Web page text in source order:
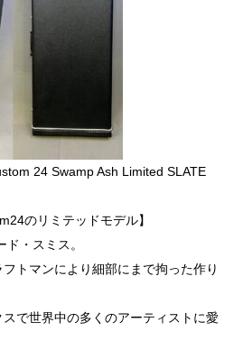
24 Swamp Ash Limited SLATE
のリミテッドモデル】
・スミス。
トマンにより細部にまで拘った作り
で世界中の多くのアーティストに愛